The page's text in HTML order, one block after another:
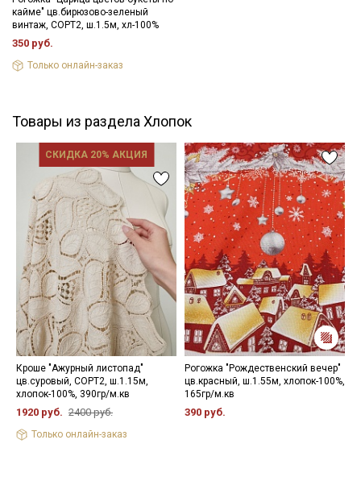
кайме" цв.бирюзово-зеленый
винтаж, СОРТ2, ш.1.5м, хл-100%
350 руб.
Только онлайн-заказ
Товары из раздела Хлопок
СКИДКА 20% АКЦИЯ
Кроше "Ажурный листопад"
цв.суровый, СОРТ2, ш.1.15м,
хлопок-100%, 390гр/м.кв
1920 руб. 2400 руб.
Только онлайн-заказ
Рогожка "Рождественский вечер"
цв.красный, ш.1.55м, хлопок-100%,
165гр/м.кв
390 руб.